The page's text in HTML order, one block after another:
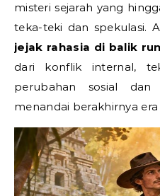
misteri sejarah yang
teka-teki dan spekulasi.
jejak rahasia di balik
dari konflik internal,
perubahan sosial
menandai berakhirnya